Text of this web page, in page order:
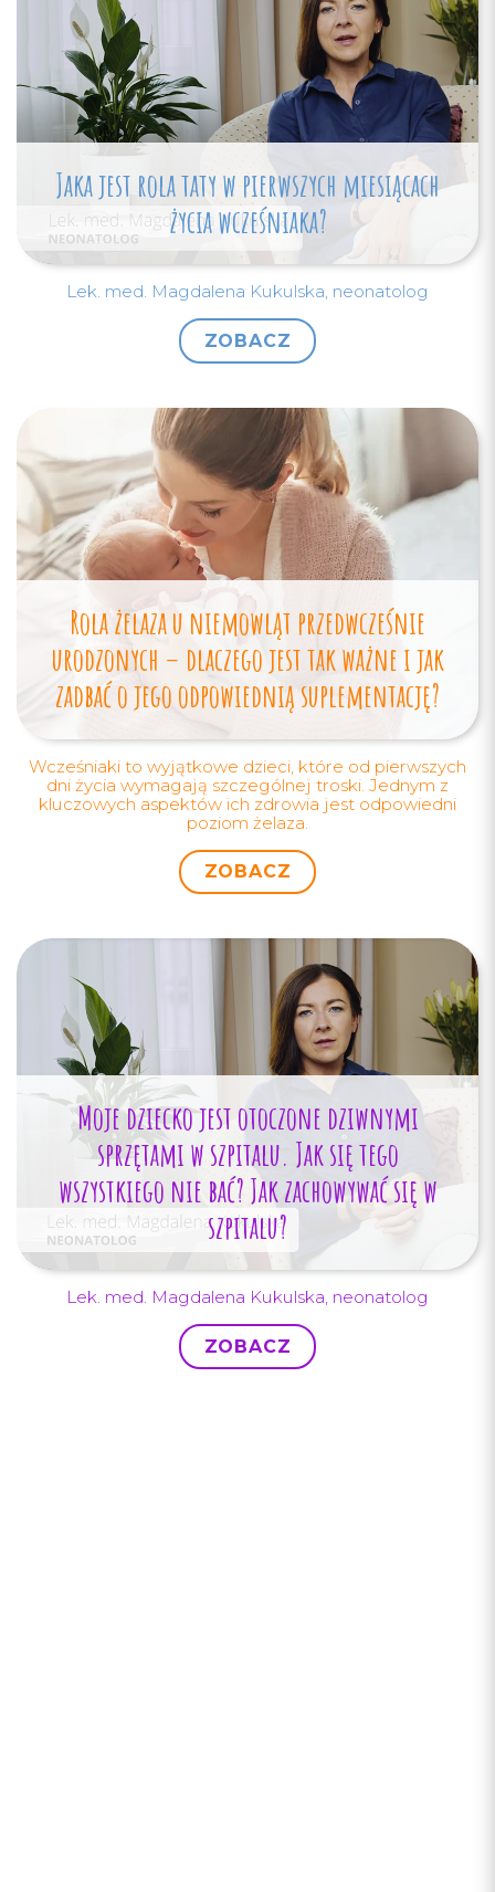
Jaka jest rola taty w pierwszych miesiącach
życia wcześniaka?
Lek. med. Magdalena Kukulska, neonatolog
ZOBACZ
Rola żelaza u niemowląt przedwcześnie
urodzonych – dlaczego jest tak ważne i jak
zadbać o jego odpowiednią suplementację?
Wcześniaki to wyjątkowe dzieci, które od pierwszych
dni życia wymagają szczególnej troski. Jednym z
kluczowych aspektów ich zdrowia jest odpowiedni
poziom żelaza.
ZOBACZ
Moje dziecko jest otoczone dziwnymi
sprzętami w szpitalu. Jak się tego
wszystkiego nie bać? Jak zachowywać się w
szpitalu?
Lek. med. Magdalena Kukulska, neonatolog
ZOBACZ